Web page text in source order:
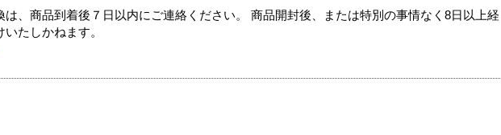
、商品到着後７日以内にご連絡ください。 商品開封後、または特別の事情なく8日以上経
たしかねます。